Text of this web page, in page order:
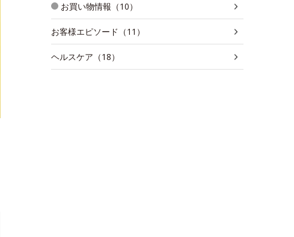
お買い物情報（10）
お客様エピソード（11）
ヘルスケア（18）